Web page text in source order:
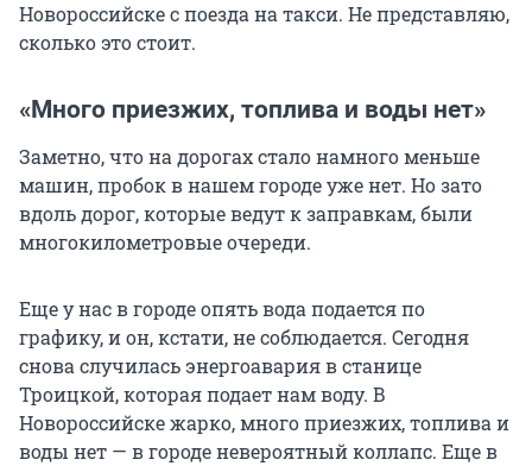
Новороссийске с поезда на такси. Не представляю,
сколько это стоит.
«Много приезжих, топлива и воды нет»
Заметно, что на дорогах стало намного меньше
машин, пробок в нашем городе уже нет. Но зато
вдоль дорог, которые ведут к заправкам, были
многокилометровые очереди.
Еще у нас в городе опять вода подается по
графику, и он, кстати, не соблюдается. Сегодня
снова случилась энергоавария в станице
Троицкой, которая подает нам воду. В
Новороссийске жарко, много приезжих, топлива и
воды нет — в городе невероятный коллапс. Еще в